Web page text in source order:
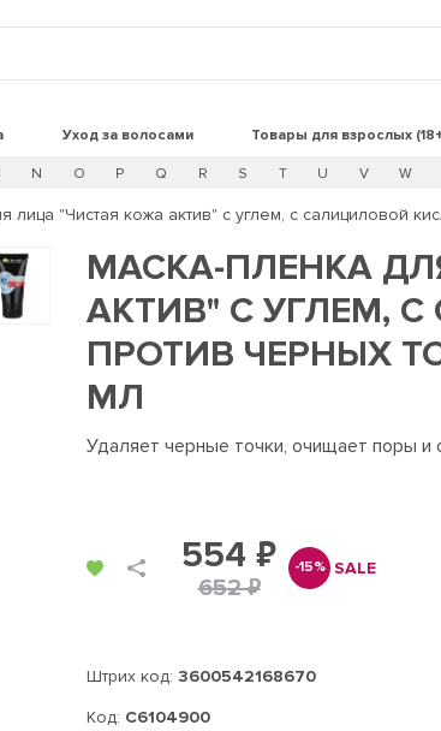
Уход за волосами Товары для взрослых
N O P Q R S T U V W
лица "Чистая кожа актив" с углем, с салициловой
МАСКА-ПЛЕНКА
АКТИВ" С УГЛЕМ,
ПРОТИВ ЧЕРНЫХ
МЛ
Удаляет черные точки, очищает поры и
554 ₽
652 ₽
-15% SALE
Штрих код: 3600542168670
Код: C6104900